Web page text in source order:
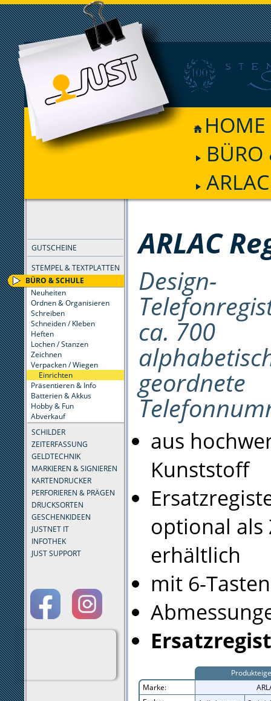
HOME
BÜRO
GUTSCHEINE
STEMPEL & TEXTPLATTEN
BÜRO & SCHULE
Neuheiten
Ordnen & Organisieren
Schreiben
Schneiden / Kleben
Heften
Lochen / Stanzen
Zeichnen
Verpacken / Wiegen
Einrichten
Präsentieren & Info
Batterien & Akkus
Hobby & Fun
Abverkauf
SCHILDER
ZEITERFASSUNG
GELDTECHNIK
MARKIEREN & SIGNIEREN
KARTENDRUCKER
PERFORIEREN & PRÄGEN
DRUCKSORTEN
GESCHENKIDEEN
JUSTNET IT
INFOTHEK
JUST SUPPORT
ARLAC
Design-
ca. 700
geordnete
aus
Kunststoff
optional als
erhältlich
mit 6-
Marke: